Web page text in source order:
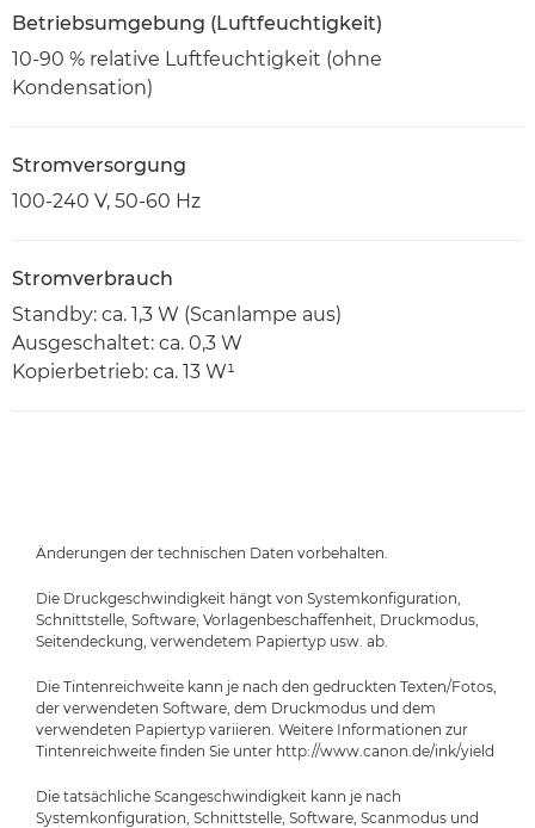
Betriebsumgebung (Luftfeuchtigkeit)
10-90 % relative Luftfeuchtigkeit (ohne
Kondensation)
Stromversorgung
100-240 V, 50-60 Hz
Stromverbrauch
Standby: ca. 1,3 W (Scanlampe aus)
Ausgeschaltet: ca. 0,3 W
Kopierbetrieb: ca. 13 W¹
Änderungen der technischen Daten vorbehalten.
Die Druckgeschwindigkeit hängt von Systemkonfiguration,
Schnittstelle, Software, Vorlagenbeschaffenheit, Druckmodus,
Seitendeckung, verwendetem Papiertyp usw. ab.
Die Tintenreichweite kann je nach den gedruckten Texten/Fotos,
der verwendeten Software, dem Druckmodus und dem
verwendeten Papiertyp variieren. Weitere Informationen zur
Tintenreichweite finden Sie unter http://www.canon.de/ink/yield
Die tatsächliche Scangeschwindigkeit kann je nach
Systemkonfiguration, Schnittstelle, Software, Scanmodus und